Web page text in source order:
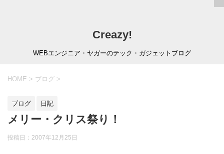
Creazy!
WEBエンジニア・ヤガーのテック・ガジェットブログ
HOME > ブログ >
ブログ 日記
メリー・クリス祭り！
投稿日： 2007年12月25日